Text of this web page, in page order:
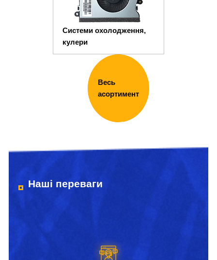
Системи охолодження,
кулери
Весь
асортимент
Наші переваги